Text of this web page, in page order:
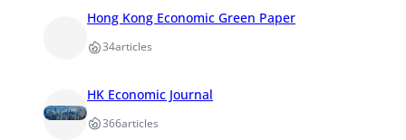
Hong Kong Economic Green Paper
34articles
HK Economic Journal
366articles